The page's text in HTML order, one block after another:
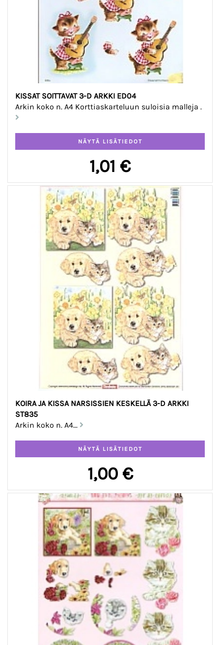
KISSAT SOITTAVAT 3-D ARKKI ED04
Arkin koko n. A4 Korttiaskarteluun suloisia malleja .
1,01 €
KOIRA JA KISSA NARSISSIEN KESKELLÄ 3-D ARKKI
ST835
Arkin koko n. A4...
1,00 €